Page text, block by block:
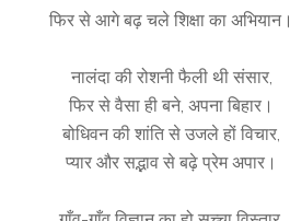
फिर से आगे बढ़ चले शिक्षा का अभियान।
नालंदा की रोशनी फैली थी संसार,
फिर से वैसा ही बने, अपना बिहार।
बोधिवन की शांति से उजले हों विचार,
प्यार और सद्भाव से बढ़े प्रेम अपार।